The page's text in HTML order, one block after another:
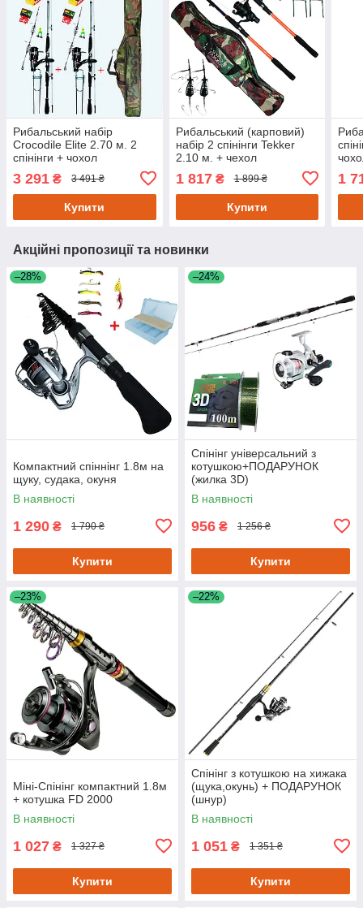
Рибальський набір
Crocodile Elite 2.70 м. 2
спінінги + чохол
3 291 ₴ 3 491 ₴
Купити
Рибальський (карповий)
набір 2 спінінги Tekker
2.10 м. + чехол
1 817₴ 1 899 ₴
Купити
1
Акційні пропозиції та новинки
–28%
Компактний спіннінг 1.8м на
щуку, судака, окуня
В наявності
1 290 ₴ 1 790 ₴
Купити
–24%
Спінінг універсальний з
котушкою+ПОДАРУНОК
(жилка 3D)
В наявності
956 ₴ 1 256 ₴
Купити
–23%
Міні-Спінінг компактний 1.8м
+ котушка FD 2000
В наявності
1 027 ₴ 1 327 ₴
Купити
–22%
Спінінг з котушкою на хижака
(щука,окунь) + ПОДАРУНОК
(шнур)
В наявності
1 051 ₴ 1 351 ₴
Купити